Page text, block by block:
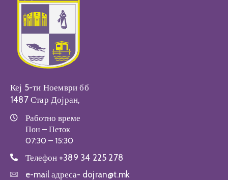
Кеј 5-ти Ноември бб
1487 Стар Дојран,
Работно време
Пон – Петок
07:30 – 15:30
Телефон +389 34 225 278
e-mail адреса- dojran@t.mk